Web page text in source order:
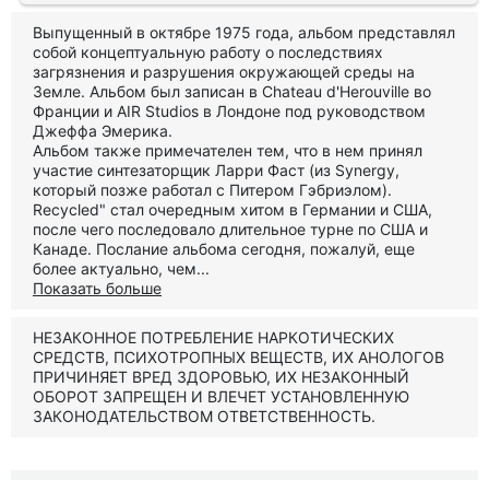
Выпущенный в октябре 1975 года, альбом представлял
собой концептуальную работу о последствиях
загрязнения и разрушения окружающей среды на
Земле. Альбом был записан в Chateau d'Herouville во
Франции и AIR Studios в Лондоне под руководством
Джеффа Эмерика.
Альбом также примечателен тем, что в нем принял
участие синтезаторщик Ларри Фаст (из Synergy,
который позже работал с Питером Гэбриэлом).
Recycled" стал очередным хитом в Германии и США,
после чего последовало длительное турне по США и
Канаде. Послание альбома сегодня, пожалуй, еще
более актуально, чем...
Показать больше
НЕЗАКОННОЕ ПОТРЕБЛЕНИЕ НАРКОТИЧЕСКИХ
СРЕДСТВ, ПСИХОТРОПНЫХ ВЕЩЕСТВ, ИХ АНОЛОГОВ
ПРИЧИНЯЕТ ВРЕД ЗДОРОВЬЮ, ИХ НЕЗАКОННЫЙ
ОБОРОТ ЗАПРЕЩЕН И ВЛЕЧЕТ УСТАНОВЛЕННУЮ
ЗАКОНОДАТЕЛЬСТВОМ ОТВЕТСТВЕННОСТЬ.